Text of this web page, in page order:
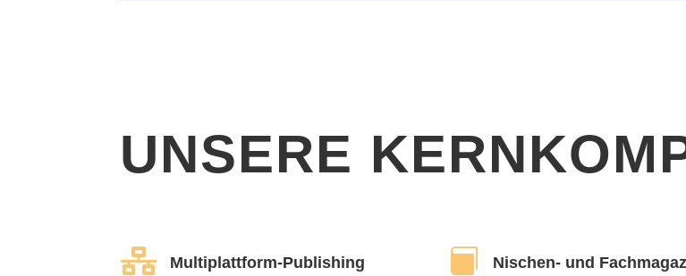
UNSERE
 Multiplattform-Publishing  Nischen- und